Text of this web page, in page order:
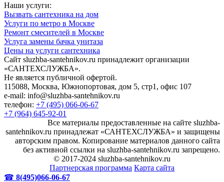
Наши услуги:
Вызвать сантехника на дом
Услуги по метро в Москве
Ремонт смесителей в Москве
Услуга замены бачка унитаза
Цены на услуги сантехника
Сайт sluzhba-santehnikov.ru принадлежит организации
«САНТЕХСЛУЖБА».
Не является публичной офертой.
115088, Москва, Южнопортовая, дом 5, стр1, офис 107
e-mail: info@sluzhba-santehnikov.ru
телефон: +7 (495) 066-06-67
+7 (964) 645-92-01
Все материалы предоставленные на сайте sluzhba-
santehnikov.ru принадлежат «САНТЕХСЛУЖБА» и защищены
авторским правом. Копирование материалов данного сайта
без активной ссылки на sluzhba-santehnikov.ru запрещено.
© 2017-2024 sluzhba-santehnikov.ru
Партнерская программа Карта сайта
☎ 8(495)066-06-67